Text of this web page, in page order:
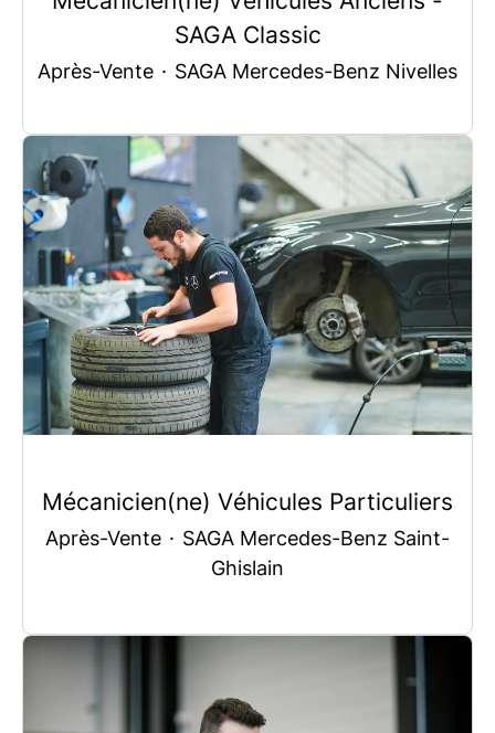
SAGA Classic
Après-Vente · SAGA Mercedes-Benz Nivelles
Mécanicien(ne) Véhicules Particuliers
Après-Vente · SAGA Mercedes-Benz Saint-
Ghislain